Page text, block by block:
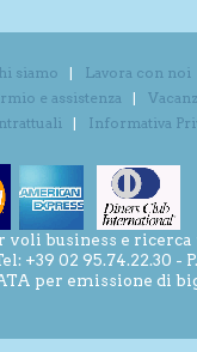
siamo
Lavora con noi
e assistenza
Informativa
voli business e
+39 02 95.74.22.30 -
per emissione di